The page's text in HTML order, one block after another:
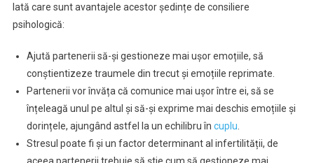
Iată care sunt avantajele acestor ședințe de consiliere
psihologică:
Ajută partenerii să-și gestioneze mai ușor emoțiile, să
conștientizeze traumele din trecut și emoțiile reprimate.
Partenerii vor învăța că comunice mai ușor între ei, să se
înțeleagă unul pe altul și să-și exprime mai deschis emoțiile și
dorințele, ajungând astfel la un echilibru în cuplu
Stresul poate fi și un factor determinant al infertilității, de